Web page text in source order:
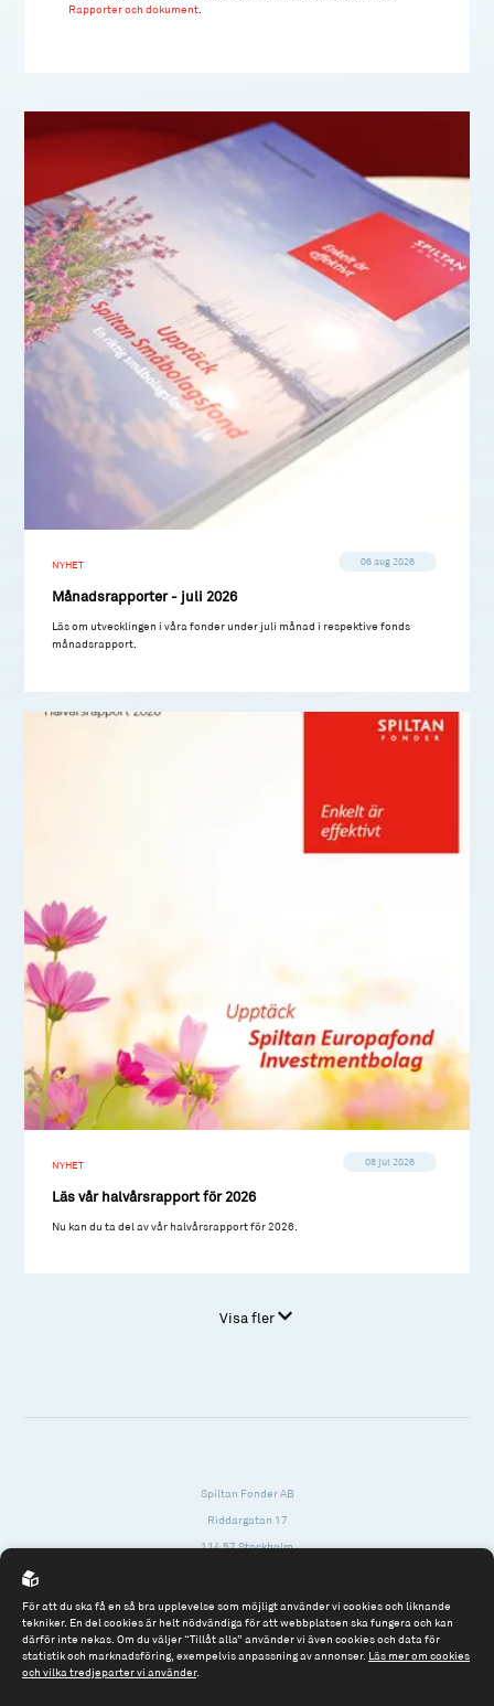
Rapporter och dokument
NYHET 06 aug 2026
Månadsrapporter - juli 2026
Läs om utvecklingen i våra fonder under juli månad i respektive fonds
månadsrapport.
NYHET 08 jul 2026
Läs vår halvårsrapport för 2026
Nu kan du ta del av vår halvårsrapport för 2026.
Visa fler
Spiltan Fonder AB
Riddargatan 17
114 57 Stockholm
Tel: 08 - 545 813 40
fonder@spiltanfonder.se
För att du ska få en så bra upplevelse som möjligt använder vi cookies och liknande
tekniker. En del cookies är helt nödvändiga för att webbplatsen ska fungera och kan
därför inte nekas. Om du väljer “Tillåt alla” använder vi även cookies och data för
statistik och marknadsföring, exempelvis anpassning av annonser. Läs mer om cookies
och vilka tredjeparter vi använder.